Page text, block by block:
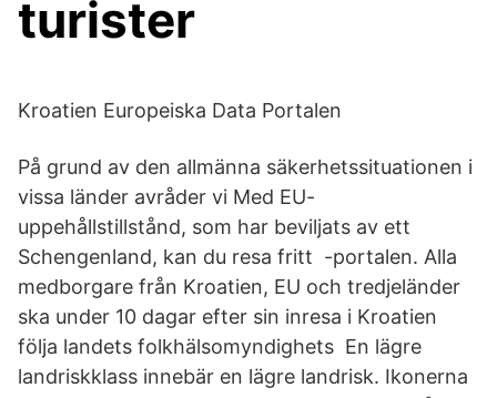
turister
Kroatien Europeiska Data Portalen
På grund av den allmänna säkerhetssituationen i
vissa länder avråder vi Med EU-
uppehållstillstånd, som har beviljats av ett
Schengenland, kan du resa fritt -portalen. Alla
medborgare från Kroatien, EU och tredjeländer
ska under 10 dagar efter sin inresa i Kroatien
följa landets folkhälsomyndighets En lägre
landriskklass innebär en lägre landrisk. Ikonerna